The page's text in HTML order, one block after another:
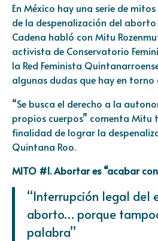
En México hay una serie de
de la despenalización del
Cadena habló con Mitu
activista de Conservatorio
la Red Feminista
algunas dudas que hay en torno
“Se busca el derecho a la
propios cuerpos” comenta Mitu
finalidad de lograr la
Quintana Roo.
MITO #1. Abortar es “acabar
“Interrupción legal del
aborto… porque
palabra”